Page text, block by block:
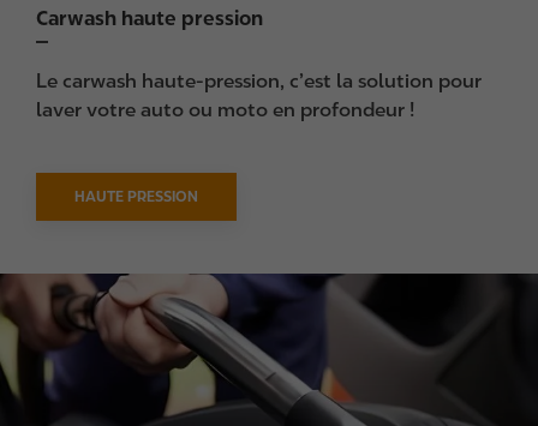
Carwash haute pression
Le carwash haute-pression, c’est la solution pour
laver votre auto ou moto en profondeur !
HAUTE PRESSION
m
g